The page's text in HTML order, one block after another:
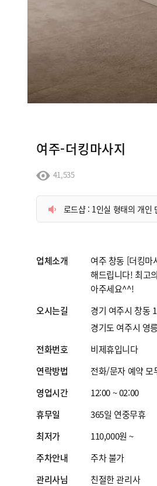
여주-더킹마사지
41,535
로드샵 : 1인실 형태의 개인
업체소개
여주 창동 [더킹마
해드립니다! 최고
아주세요^^!
오시는길
경기 여주시 창동
경기도 여주시 영
전화번호
비제휴입니다
연락방법
전화/문자 예약 모
영업시간
12:00 ~ 02:00
휴무일
365일 연중무휴
최저가
110,000원 ~
주차안내
주차 불가
관리사님
친절한 관리사